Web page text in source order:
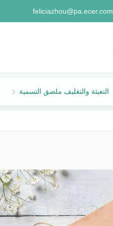
feliciazhou@pa.ecer.com
التعبئة والتغليف ملصق التسمية